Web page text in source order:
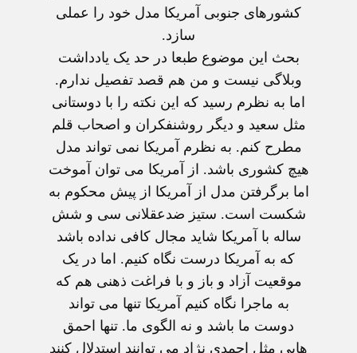
کشورهای جنوبی آمریکا مدل خود را عملی
سازد.
بحث این موضوع طبعا در حد یک یادداشت
وبلاگی نیست و من هم قصد تفصیل ندارم.
اما به نظرم رسید که این نکته را با دوستانی
مثل سعید و دیگر روشنفکران و اصحاب قلم
مطرح کنم. به نظرم آمریکا نمی تواند مدل
هیچ کشوری باشد. از آمریکا می توان آموخت
اما برگرفتن مدل از آمریکا از پیش محکوم به
شکست است. ستیز ضدعقلانی سی و شش
ساله با آمریکا شاید مجال کافی نداده باشد
که به آمریکا درست نگاه کنیم. اما در یک
موقعیت آزاد و باز و با فراغت ذهنی هم که
به ماجرا نگاه کنیم آمریکا تنها می تواند
دوست ما باشد و نه الگوی ما. تنها احمق
هایی مثل احمدی نژاد می توانند استدلال کنند